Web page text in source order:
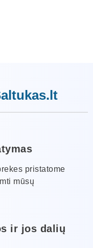
pristatome
mūsų
ir jos dalių